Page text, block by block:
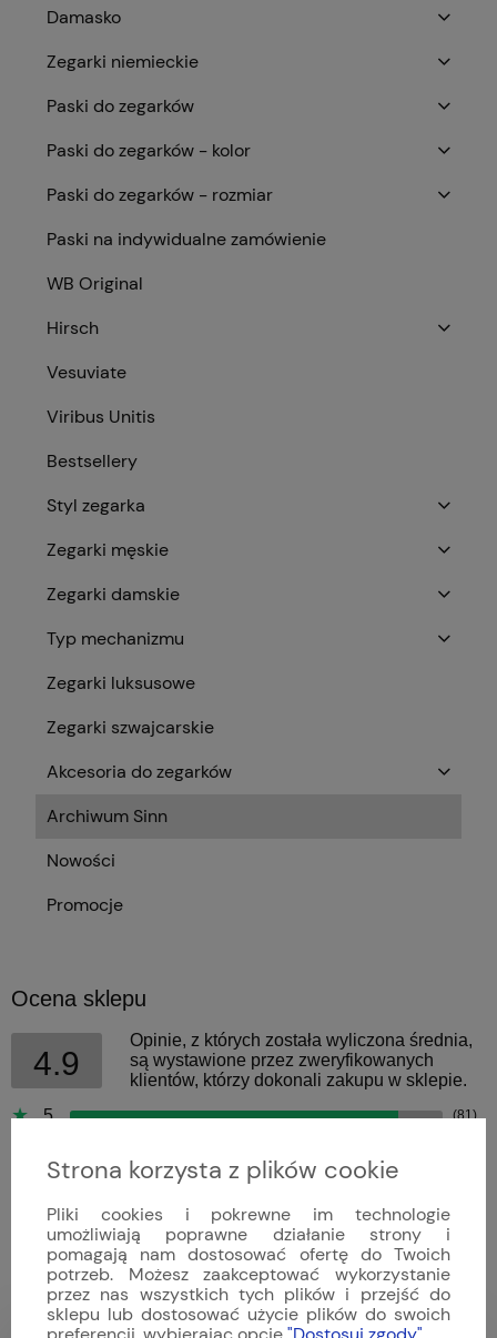
Damasko
Zegarki niemieckie
Paski do zegarków
Paski do zegarków - kolor
Paski do zegarków - rozmiar
Paski na indywidualne zamówienie
WB Original
Hirsch
Vesuviate
Viribus Unitis
Bestsellery
Styl zegarka
Zegarki męskie
Zegarki damskie
Typ mechanizmu
Zegarki luksusowe
Zegarki szwajcarskie
Akcesoria do zegarków
Archiwum Sinn
Nowości
Promocje
Ocena sklepu
4.9
Opinie, z których została wyliczona średnia,
są wystawione przez zweryfikowanych
klientów, którzy dokonali zakupu w sklepie.
5
(81)
3
1
Strona korzysta z plików cookie
Pliki cookies i pokrewne im technologie
umożliwiają poprawne działanie strony i
pomagają nam dostosować ofertę do Twoich
potrzeb. Możesz zaakceptować wykorzystanie
przez nas wszystkich tych plików i przejść do
sklepu lub dostosować użycie plików do swoich